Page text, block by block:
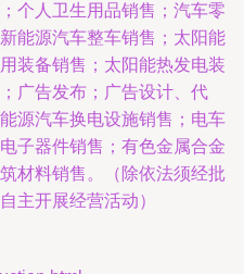
个人卫生用品销售；汽车零
能源汽车整车销售；太阳能
装备销售；太阳能热发电装
广告发布；广告设计、代
源汽车换电设施销售；电车
子器件销售；有色金属合金
材料销售。（除依法须经批
主开展经营活动）